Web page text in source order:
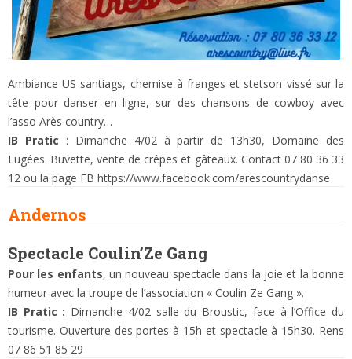
Ambiance US santiags, chemise à franges et stetson vissé sur la
tête pour danser en ligne, sur des chansons de cowboy avec
l’asso Arès country…
IB Pratic : Dimanche 4/02 à partir de 13h30, Domaine des
Lugées. Buvette, vente de crêpes et gâteaux. Contact 07 80 36 33
12 ou la page FB https://www.facebook.com/arescountrydanse
Andernos
Spectacle Coulin’Ze Gang
Pour les enfants, un nouveau spectacle dans la joie et la bonne
humeur avec la troupe de l’association « Coulin Ze Gang ».
IB Pratic : Dimanche 4/02 salle du Broustic, face à l’Office du
tourisme. Ouverture des portes à 15h et spectacle à 15h30. Rens
07 86 51 85 29